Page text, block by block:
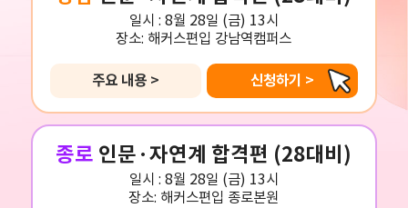
일시 : 8월 28일 (금) 13시
장소: 해커스편입 강남역캠퍼스
주요 내용 > 신청하기 >
종로 인문·자연계 합격편 (28대비)
일시 : 8월 28일 (금) 13시
장소: 해커스편입 종로본원